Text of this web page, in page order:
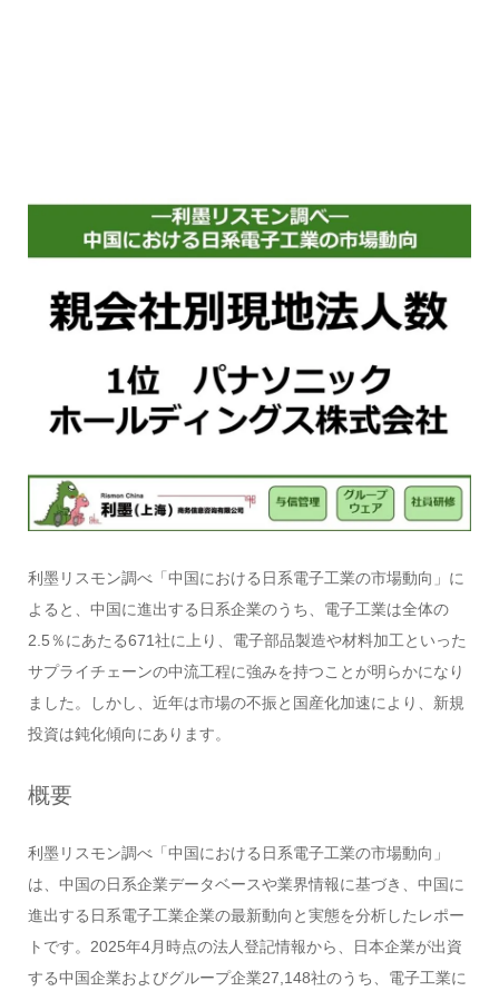
利墨リスモン調べ「中国における日系電子工業の市場動向」に
よると、中国に進出する日系企業のうち、電子工業は全体の
2.5％にあたる671社に上り、電子部品製造や材料加工といった
サプライチェーンの中流工程に強みを持つことが明らかになり
ました。しかし、近年は市場の不振と国産化加速により、新規
投資は鈍化傾向にあります。
概要
利墨リスモン調べ「中国における日系電子工業の市場動向」
は、中国の日系企業データベースや業界情報に基づき、中国に
進出する日系電子工業企業の最新動向と実態を分析したレポー
トです。2025年4月時点の法人登記情報から、日本企業が出資
する中国企業およびグループ企業27,148社のうち、電子工業に